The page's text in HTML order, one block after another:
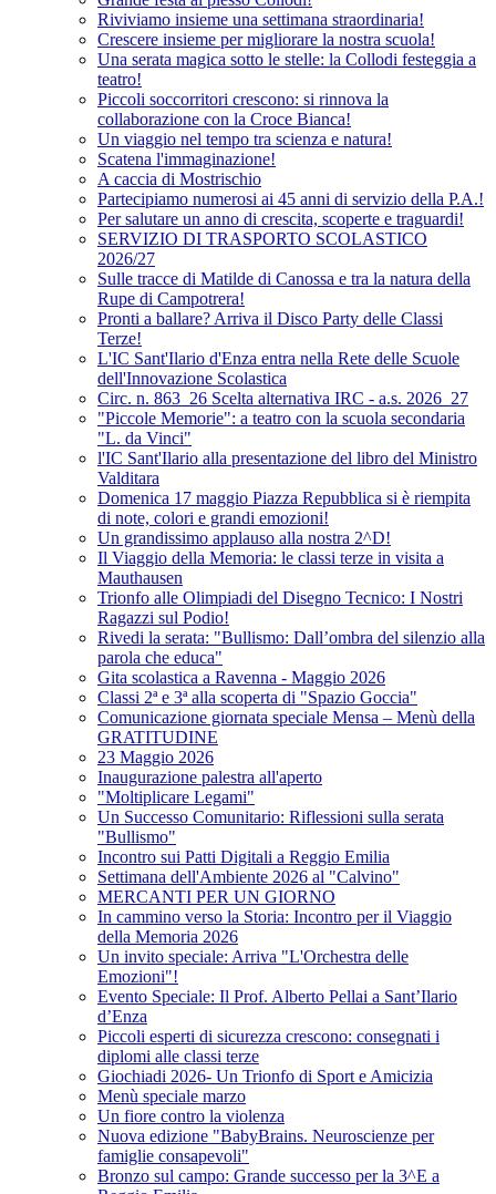
Riviviamo insieme una settimana straordinaria!
Crescere insieme per migliorare la nostra scuola!
Una serata magica sotto le stelle: la Collodi festeggia a
teatro!
Piccoli soccorritori crescono: si rinnova la
collaborazione con la Croce Bianca!
Un viaggio nel tempo tra scienza e natura!
Scatena l'immaginazione!
A caccia di Mostrischio
Partecipiamo numerosi ai 45 anni di servizio della P.A.!
Per salutare un anno di crescita, scoperte e traguardi!
SERVIZIO DI TRASPORTO SCOLASTICO
2026/27
Sulle tracce di Matilde di Canossa e tra la natura della
Rupe di Campotrera!
Pronti a ballare? Arriva il Disco Party delle Classi
Terze!
L'IC Sant'Ilario d'Enza entra nella Rete delle Scuole
dell'Innovazione Scolastica
Circ. n. 863_26 Scelta alternativa IRC - a.s. 2026_27
"Piccole Memorie": a teatro con la scuola secondaria
"L. da Vinci"
l'IC Sant'Ilario alla presentazione del libro del Ministro
Valditara
Domenica 17 maggio Piazza Repubblica si è riempita
di note, colori e grandi emozioni!
Un grandissimo applauso alla nostra 2^D!
Il Viaggio della Memoria: le classi terze in visita a
Mauthausen
Trionfo alle Olimpiadi del Disegno Tecnico: I Nostri
Ragazzi sul Podio!
Rivedi la serata: "Bullismo: Dall’ombra del silenzio alla
parola che educa"
Gita scolastica a Ravenna - Maggio 2026
Classi 2ª e 3ª alla scoperta di "Spazio Goccia"
Comunicazione giornata speciale Mensa – Menù della
GRATITUDINE
23 Maggio 2026
Inaugurazione palestra all'aperto
"Moltiplicare Legami"
Un Successo Comunitario: Riflessioni sulla serata
"Bullismo"
Incontro sui Patti Digitali a Reggio Emilia
Settimana dell'Ambiente 2026 al "Calvino"
MERCANTI PER UN GIORNO
In cammino verso la Storia: Incontro per il Viaggio
della Memoria 2026
Un invito speciale: Arriva "L'Orchestra delle
Emozioni"!
Evento Speciale: Il Prof. Alberto Pellai a Sant’Ilario
d’Enza
Piccoli esperti di sicurezza crescono: consegnati i
diplomi alle classi terze
Giochiadi 2026- Un Trionfo di Sport e Amicizia
Menù speciale marzo
Un fiore contro la violenza
Nuova edizione "BabyBrains. Neuroscienze per
famiglie consapevoli"
Bronzo sul campo: Grande successo per la 3^E a